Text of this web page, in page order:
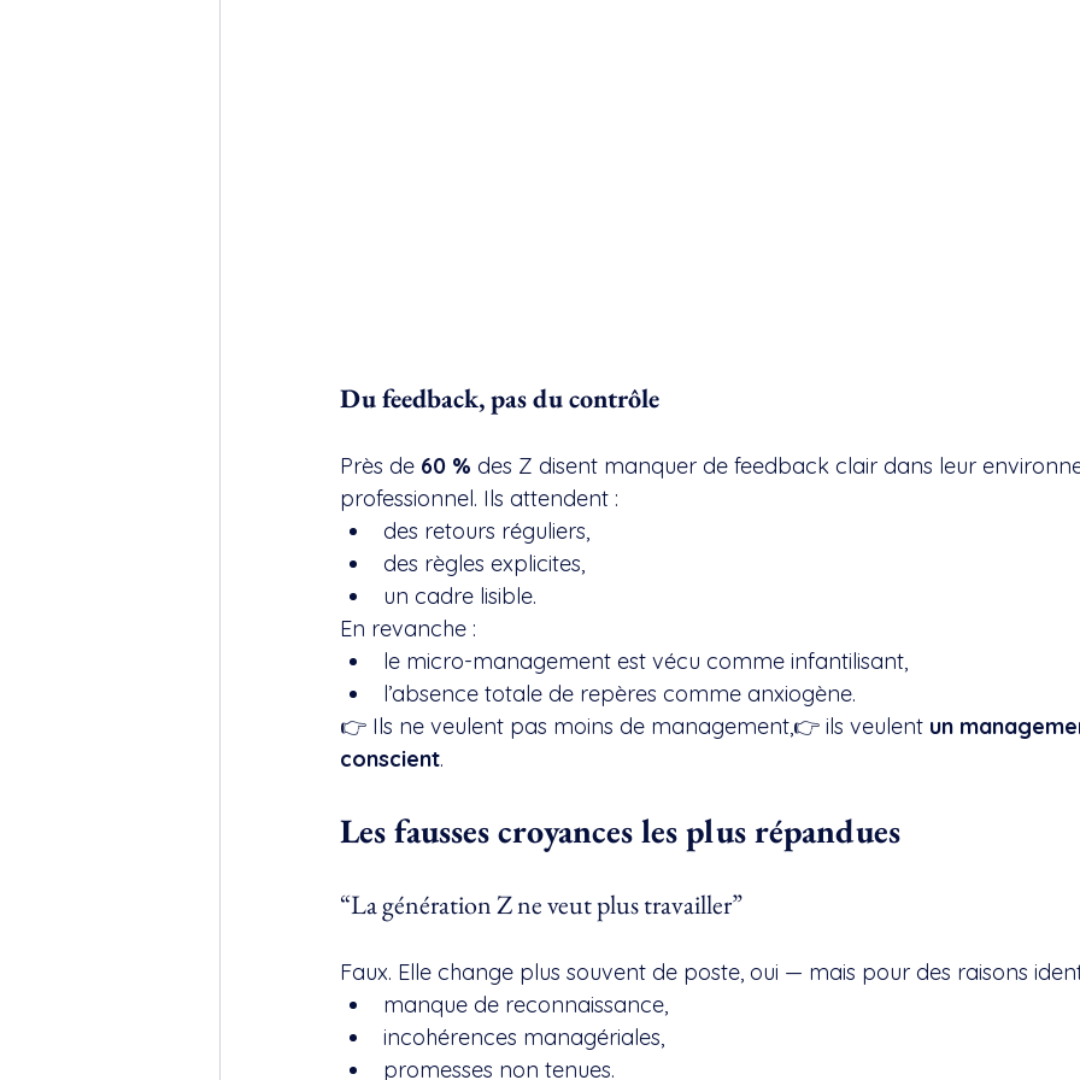
Du feedback, pas du contrôle
Près de 60 % des Z disent manquer de feedback clair dans leur
professionnel. Ils attendent :
des retours réguliers,
des règles explicites,
un cadre lisible.
En revanche :
le micro-management est vécu comme infantilisant,
l’absence totale de repères comme anxiogène.
👉 Ils ne veulent pas moins de management,👉 ils veulent un
conscient.
Les fausses croyances les plus répandues
“La génération Z ne veut plus travailler”
Faux. Elle change plus souvent de poste, oui — mais pour des raisons
manque de reconnaissance,
incohérences managériales,
promesses non tenues.